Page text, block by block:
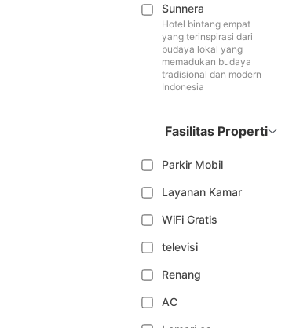
Sunnera
Hotel bintang empat
yang terinspirasi dari
budaya lokal yang
memadukan budaya
tradisional dan modern
Indonesia
Fasilitas Properti
Parkir Mobil
Layanan Kamar
WiFi Gratis
televisi
Renang
AC